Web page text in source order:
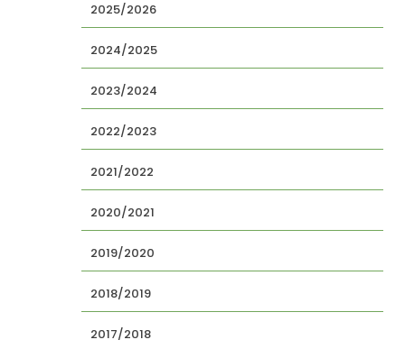
2025/2026
2024/2025
2023/2024
2022/2023
2021/2022
2020/2021
2019/2020
2018/2019
2017/2018